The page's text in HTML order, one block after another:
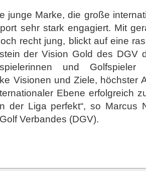
junge Marke, die große
sehr stark engagiert. Mit
recht jung, blickt auf eine
der Vision Gold des DGV
und
Visionen und Ziele, höchster
Ebene erfolgreich
der Liga perfekt“, so Marcus
Verbandes (DGV).